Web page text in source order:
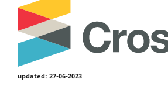
updated: 27-06-2023